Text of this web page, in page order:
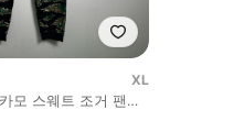
XL
모 스웨트 조거 팬츠